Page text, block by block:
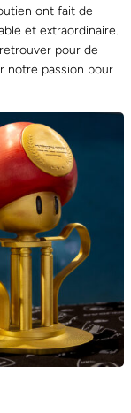
ont fait de
et extraordinaire.
pour de
notre passion pour